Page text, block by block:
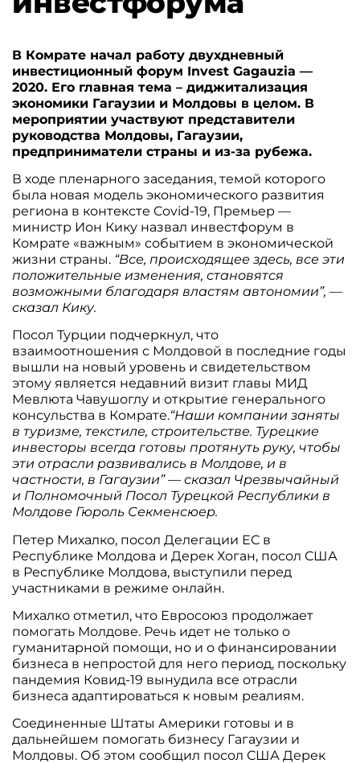
В Комрате начал работу двухдневный
инвестиционный форум Invest Gagauzia —
2020. Его главная тема – диджитализация
экономики Гагаузии и Молдовы в целом. В
мероприятии участвуют представители
руководства Молдовы, Гагаузии,
предприниматели страны и из-за рубежа.
В ходе пленарного заседания, темой которого
была новая модель экономического развития
региона в контексте Covid-19, Премьер —
министр Ион Кику назвал инвестфорум в
Комрате «важным» событием в экономической
жизни страны. “Все, происходящее здесь, все эти
положительные изменения, становятся
возможными благодаря властям автономии”, —
сказал Кику.
Посол Турции подчеркнул, что
взаимоотношения с Молдовой в последние годы
вышли на новый уровень и свидетельством
этому является недавний визит главы МИД
Мевлюта Чавушоглу и открытие генерального
консульства в Комрате.“Наши компании заняты
в туризме, текстиле, строительстве. Турецкие
инвесторы всегда готовы протянуть руку, чтобы
эти отрасли развивались в Молдове, и в
частности, в Гагаузии” — сказал Чрезвычайный
и Полномочный Посол Турецкой Республики в
Молдове Гюроль Секменсюер.
Петер Михалко, посол Делегации ЕС в
Республике Молдова и Дерек Хоган, посол США
в Республике Молдова, выступили перед
участниками в режиме онлайн.
Михалко отметил, что Евросоюз продолжает
помогать Молдове. Речь идет не только о
гуманитарной помощи, но и о финансировании
бизнеса в непростой для него период, поскольку
пандемия Ковид-19 вынудила все отрасли
бизнеса адаптироваться к новым реалиям.
Соединенные Штаты Америки готовы и в
дальнейшем помогать бизнесу Гагаузии и
Молдовы. Об этом сообщил посол США Дерек